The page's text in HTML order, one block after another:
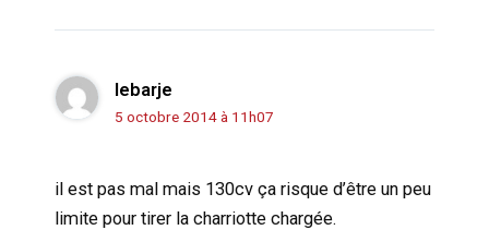
lebarje
5 octobre 2014 à 11h07
il est pas mal mais 130cv ça risque d’être un peu
limite pour tirer la charriotte chargée.